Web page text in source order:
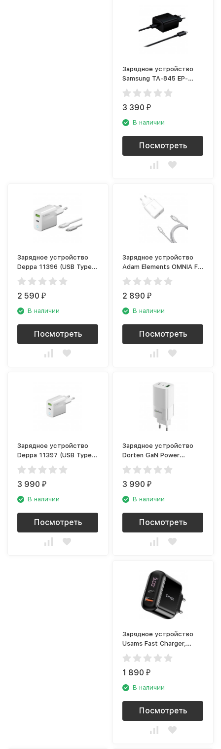
Зарядное устройство
Samsung TA-845 EP-
TA845XBEGRU, Black
3 390₽
В наличии
Посмотреть
Зарядное устройство
Deppa 11396 (USB Type-
C, USB A), белый
2 590₽
В наличии
Посмотреть
Зарядное устройство
Adam Elements OMNIA F1
USB Type-C-Lightning,
белый
2 890₽
В наличии
Посмотреть
Зарядное устройство
Deppa 11397 (USB Type-
C), белый
3 990₽
В наличии
Посмотреть
Зарядное устройство
Dorten GaN Power
Adapter (2хUSB-C, USB-
A), белый
3 990₽
В наличии
Посмотреть
Зарядное устройство
Usams Fast Charger,
чёрный
1 890₽
В наличии
Посмотреть